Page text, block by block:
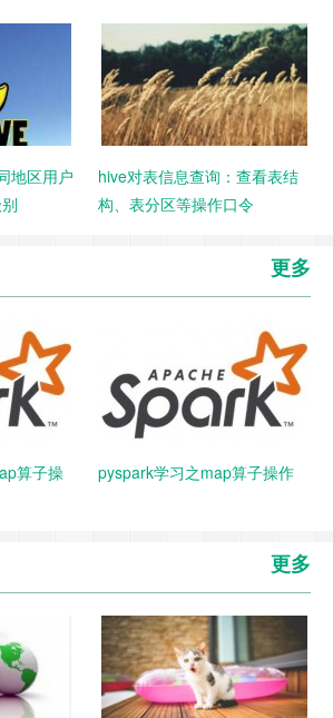
地区用户
hive对表信息查询：查看表结
构、表分区等操作口令
更多
算子操
pyspark学习之map算子操作
更多